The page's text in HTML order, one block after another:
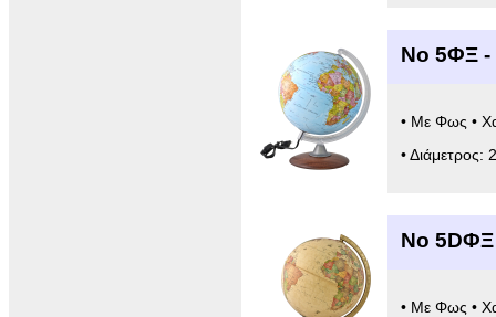
Νο 5ΦΞ -
• Με Φως •
•
Νο
• Με Φως •